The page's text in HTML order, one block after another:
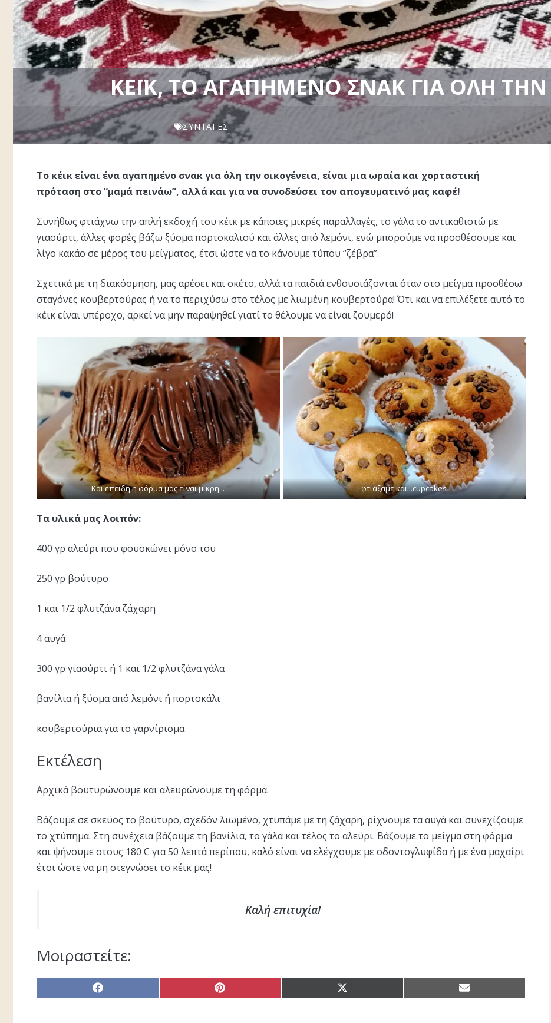
ΚΈΙΚ, ΤΟ ΑΓΑΠΗΜΈΝΟ ΣΝΑΚ ΓΙΑ ΌΛΗ ΤΗΝ
ΣΥΝΤΑΓΈΣ
Το κέικ είναι ένα αγαπημένο σνακ για όλη την οικογένεια, είναι μια ωραία και χορταστική
πρόταση στο “μαμά πεινάω”, αλλά και για να συνοδεύσει τον απογευματινό μας καφέ!
Συνήθως φτιάχνω την απλή εκδοχή του κέικ με κάποιες μικρές παραλλαγές, το γάλα το αντικαθιστώ με
γιαούρτι, άλλες φορές βάζω ξύσμα πορτοκαλιού και άλλες από λεμόνι, ενώ μπορούμε να προσθέσουμε και
λίγο κακάο σε μέρος του μείγματος, έτσι ώστε να το κάνουμε τύπου “ζέβρα”.
Σχετικά με τη διακόσμηση, μας αρέσει και σκέτο, αλλά τα παιδιά ενθουσιάζονται όταν στο μείγμα προσθέσω
σταγόνες κουβερτούρας ή να το περιχύσω στο τέλος με λιωμένη κουβερτούρα! Ότι και να επιλέξετε αυτό το
κέικ είναι υπέροχο, αρκεί να μην παραψηθεί γιατί το θέλουμε να είναι ζουμερό!
Και επειδή η φόρμα μας είναι μικρή... φτιάξαμε και...cupcakes
Τα υλικά μας λοιπόν:
400 γρ αλεύρι που φουσκώνει μόνο του
250 γρ βούτυρο
1 και 1/2 φλυτζάνα ζάχαρη
4 αυγά
300 γρ γιαούρτι ή 1 και 1/2 φλυτζάνα γάλα
βανίλια ή ξύσμα από λεμόνι ή πορτοκάλι
κουβερτούρια για το γαρνίρισμα
Εκτέλεση
Αρχικά βουτυρώνουμε και αλευρώνουμε τη φόρμα.
Βάζουμε σε σκεύος το βούτυρο, σχεδόν λιωμένο, χτυπάμε με τη ζάχαρη, ρίχνουμε τα αυγά και συνεχίζουμε
το χτύπημα. Στη συνέχεια βάζουμε τη βανίλια, το γάλα και τέλος το αλεύρι. Βάζουμε το μείγμα στη φόρμα
και ψήνουμε στους 180 C για 50 λεπτά περίπου, καλό είναι να ελέγχουμε με οδοντογλυφίδα ή με ένα μαχαίρι
έτσι ώστε να μη στεγνώσει το κέικ μας!
Καλή επιτυχία!
Μοιραστείτε:
Share
on
Share
on
Share
on
Share
on